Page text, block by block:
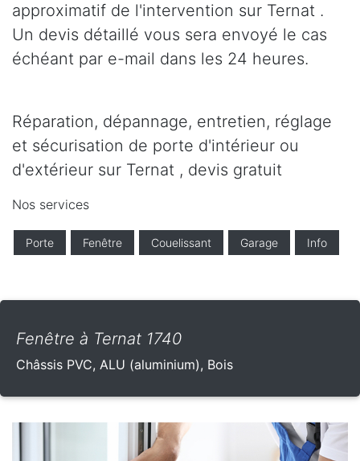
approximatif de l'intervention sur Ternat .
Un devis détaillé vous sera envoyé le cas
échéant par e-mail dans les 24 heures.
Réparation, dépannage, entretien, réglage
et sécurisation de porte d'intérieur ou
d'extérieur sur Ternat , devis gratuit
Nos services
Porte Fenêtre Couelissant Garage Info
Fenêtre à Ternat 1740
Châssis PVC, ALU (aluminium), Bois